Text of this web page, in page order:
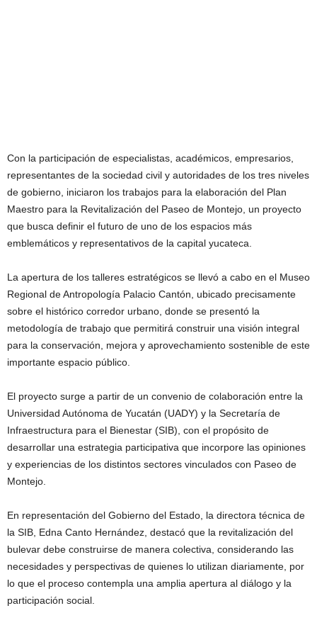
Con la participación de especialistas, académicos, empresarios,
representantes de la sociedad civil y autoridades de los tres niveles
de gobierno, iniciaron los trabajos para la elaboración del Plan
Maestro para la Revitalización del Paseo de Montejo, un proyecto
que busca definir el futuro de uno de los espacios más
emblemáticos y representativos de la capital yucateca.
La apertura de los talleres estratégicos se llevó a cabo en el Museo
Regional de Antropología Palacio Cantón, ubicado precisamente
sobre el histórico corredor urbano, donde se presentó la
metodología de trabajo que permitirá construir una visión integral
para la conservación, mejora y aprovechamiento sostenible de este
importante espacio público.
El proyecto surge a partir de un convenio de colaboración entre la
Universidad Autónoma de Yucatán (UADY) y la Secretaría de
Infraestructura para el Bienestar (SIB), con el propósito de
desarrollar una estrategia participativa que incorpore las opiniones
y experiencias de los distintos sectores vinculados con Paseo de
Montejo.
En representación del Gobierno del Estado, la directora técnica de
la SIB, Edna Canto Hernández, destacó que la revitalización del
bulevar debe construirse de manera colectiva, considerando las
necesidades y perspectivas de quienes lo utilizan diariamente, por
lo que el proceso contempla una amplia apertura al diálogo y la
participación social.